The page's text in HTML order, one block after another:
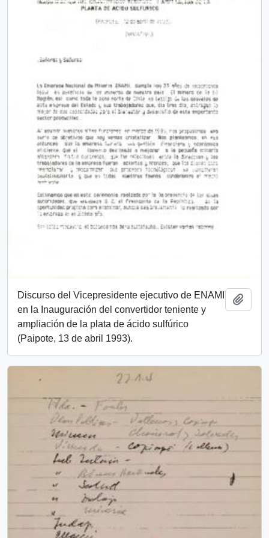
Discurso del Vicepresidente ejecutivo de ENAMI
en la Inauguración del convertidor teniente y
ampliación de la plata de ácido sulfúrico
(Paipote, 13 de abril 1993).